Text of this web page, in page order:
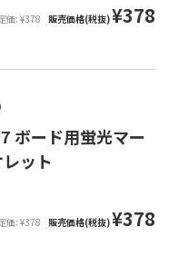
価: ¥378 販売価格(税抜)¥378
ード用蛍光マー
ット
価: ¥378 販売価格(税抜)¥378